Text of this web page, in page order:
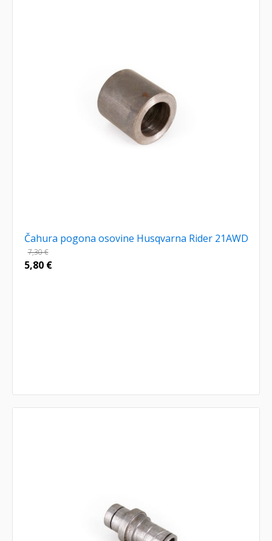
Čahura pogona osovine Husqvarna Rider 21AWD
7,30€
5,80 €